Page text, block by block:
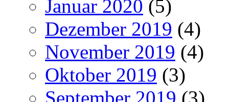
Januar 2020 (5)
Dezember 2019 (4)
November 2019 (4)
Oktober 2019 (3)
September 2019 (3)